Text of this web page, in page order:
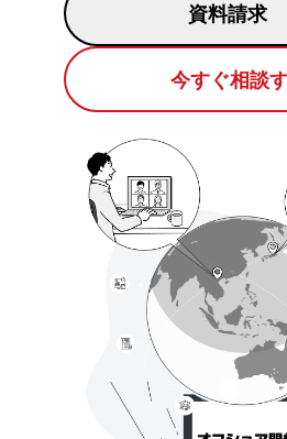
資料請求
今すぐ相談